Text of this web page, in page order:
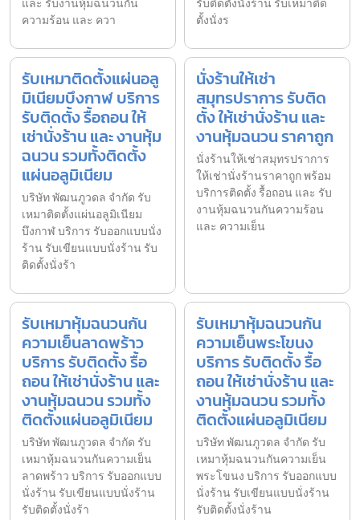
และ รับงานหุ้มฉนวนกัน
ความร้อน และ ควา
รับติดตั้งนั่งร้าน รับเหมาติด
ตั้งนั่งร
รับเหมาติดตั้งแผ่นอลู
มิเนียมบึงกาฬ บริการ
รับติดตั้ง รื้อถอน ให้
เช่านั่งร้าน และ งานหุ้ม
ฉนวน รวมทั้งติดตั้ง
แผ่นอลูมิเนียม
บริษัท พัฒนภูวดล จำกัด รับ
เหมาติดตั้งแผ่นอลูมิเนียม
บึงกาฬ บริการ รับออกแบบนั่ง
ร้าน รับเขียนแบบนั่งร้าน รับ
ติดตั้งนั่งร้า
นั่งร้านให้เช่า
สมุทรปราการ รับติด
ตั้ง ให้เช่านั่งร้าน และ
งานหุ้มฉนวน ราคาถูก
นั่งร้านให้เช่าสมุทรปราการ
ให้เช่านั่งร้านราคาถูก พร้อม
บริการติดตั้ง รื้อถอน และ รับ
งานหุ้มฉนวนกันความร้อน
และ ความเย็น
รับเหมาหุ้มฉนวนกัน
ความเย็นลาดพร้าว
บริการ รับติดตั้ง รื้อ
ถอน ให้เช่านั่งร้าน และ
งานหุ้มฉนวน รวมทั้ง
ติดตั้งแผ่นอลูมิเนียม
บริษัท พัฒนภูวดล จำกัด รับ
เหมาหุ้มฉนวนกันความเย็น
ลาดพร้าว บริการ รับออกแบบ
นั่งร้าน รับเขียนแบบนั่งร้าน
รับติดตั้งนั่งร้า
รับเหมาหุ้มฉนวนกัน
ความเย็นพระโขนง
บริการ รับติดตั้ง รื้อ
ถอน ให้เช่านั่งร้าน และ
งานหุ้มฉนวน รวมทั้ง
ติดตั้งแผ่นอลูมิเนียม
บริษัท พัฒนภูวดล จำกัด รับ
เหมาหุ้มฉนวนกันความเย็น
พระโขนง บริการ รับออกแบบ
นั่งร้าน รับเขียนแบบนั่งร้าน
รับติดตั้งนั่งร้าน